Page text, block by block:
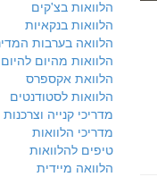
הלוואות בצ'קים
הלוואות בנקאיות
הלוואה בערבות
הלוואות מהיום להיום
הלוואת אקספרס
הלוואות לסטודנטים
מדריכי קנייה
מדריכי הלוואות
טיפים להלוואות
הלוואה מיידית